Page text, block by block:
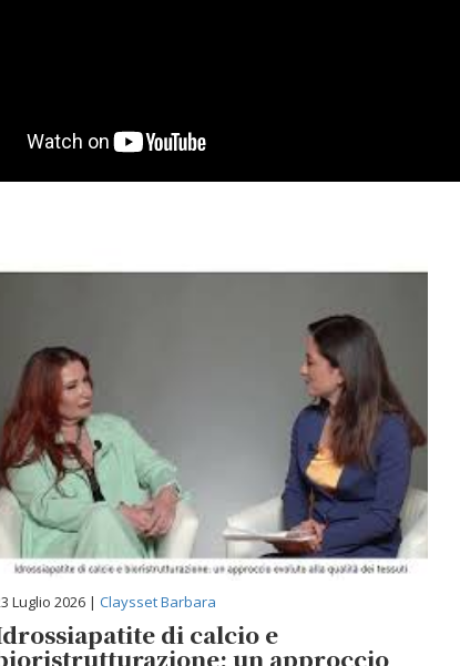
Luglio 2026 |Claysset Barbara
di calcio e
un approccio